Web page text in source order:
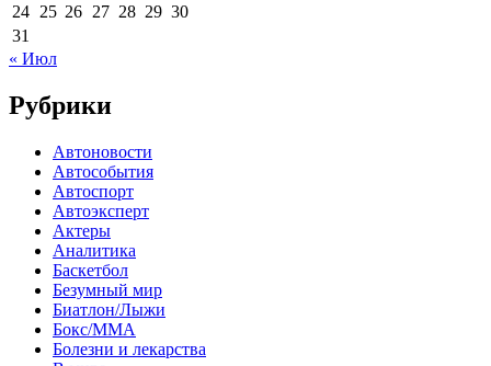
24 25 26 27 28 29 30
31
« Июл
Рубрики
Автоновости
Автособытия
Автоспорт
Автоэксперт
Актеры
Аналитика
Баскетбол
Безумный мир
Биатлон/Лыжи
Бокс/MMA
Болезни и лекарства